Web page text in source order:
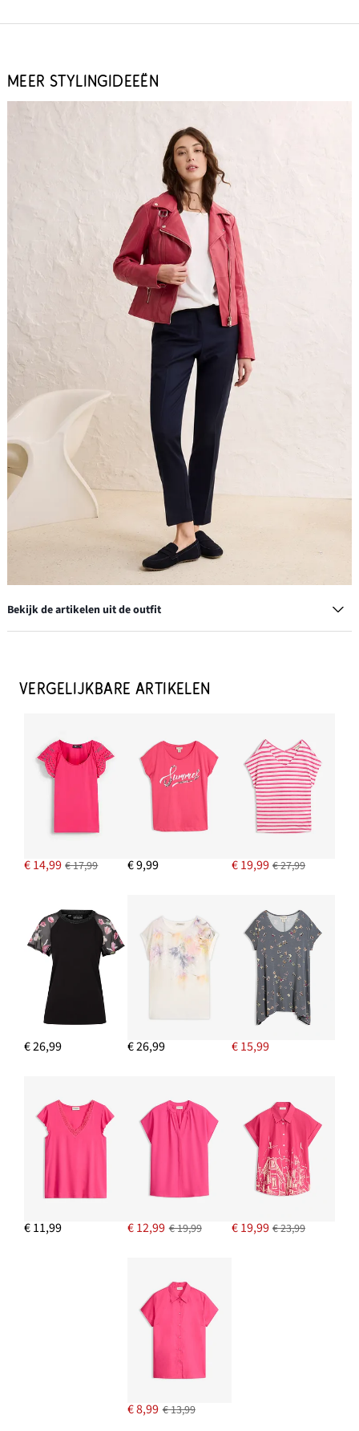
MEER STYLINGIDEEËN
Bekijk de artikelen uit de outfit
€ 39,99
Bikerjack van nappaleer
€ 153,99
IN WINKELMANDJE
VERGELIJKBARE ARTIKELEN
€ 14,99 € 17,99 € 9,99 € 19,99 € 27,99
€ 26,99 € 26,99 € 15,99
€ 11,99 € 12,99 € 19,99 € 19,99 € 23,99
€ 8,99 € 13,99